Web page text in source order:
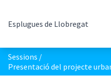
Esplugues de Llobregat
Sessions /
Presentació del projecte urbanístic de